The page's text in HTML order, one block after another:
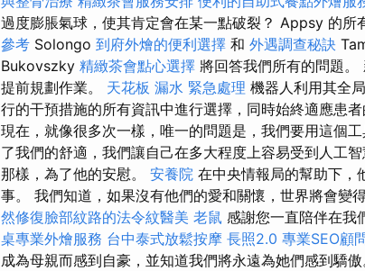
過度膨脹氣球，使其肯定會在某一點破裂？ Appsy 的所
參考 Solongo 到府外燴的便利選擇 和 外遇調查秘訣
Bukovszky 精緻茶會點心選擇 將回答我們所有的問題
提前規劃作業。 天花板 漏水 緊急處理 機器人利用其全
行的干預措施的所有資訊中進行選擇，同時始終適應患
現在，就像很多次一樣，唯一的問題是，我們要用這個工
了我們的舒適，我們讓自己在多大程度上容易受到人工
那樣，為了他的安慰。 安養院 在中央情報局的幫助下，
事。 我們知道，如果沒有他們的愛和關懷，世界將會變
然修復臉部紋路的法令紋醫美 老鼠 感謝您一直陪伴在我
桌專業外燴服務 台中泰式放鬆按摩 長照2.0 專業SEO顧
成為母親而感到自豪，並知道我們將永遠為她們感到驕